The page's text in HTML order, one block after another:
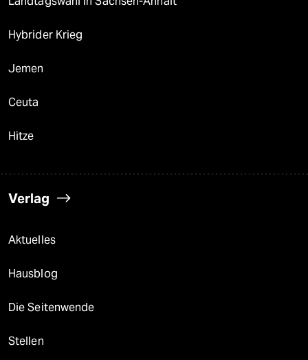
Hybrider Krieg
Jemen
Ceuta
Hitze
Verlag
Aktuelles
Hausblog
Die Seitenwende
Stellen